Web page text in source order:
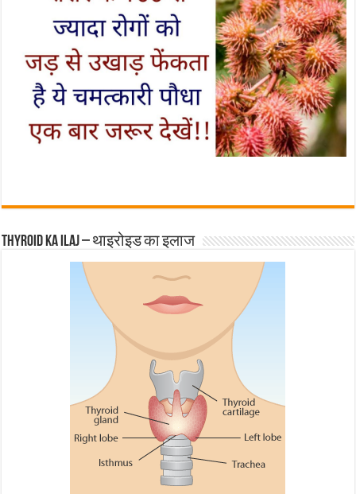
Thyroid ka ilaj – थाइरोइड का इलाज